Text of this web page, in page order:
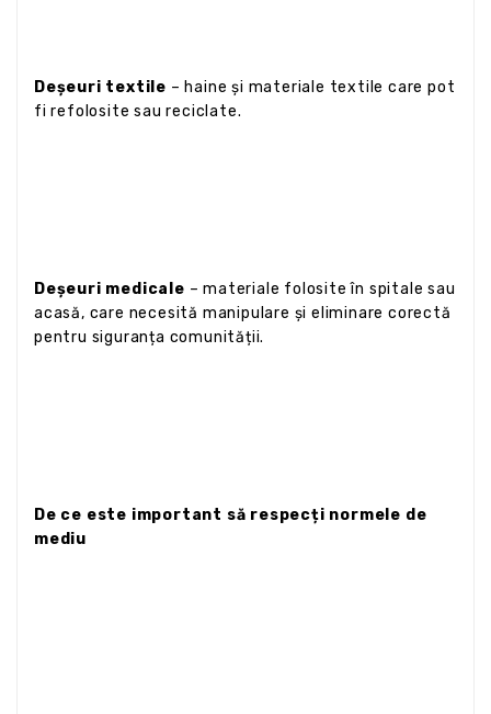
Deșeuri textile – haine și materiale textile care pot
fi refolosite sau reciclate.
Deșeuri medicale – materiale folosite în spitale sau
acasă, care necesită manipulare și eliminare corectă
pentru siguranța comunității.
De ce este important să respecți normele de
mediu